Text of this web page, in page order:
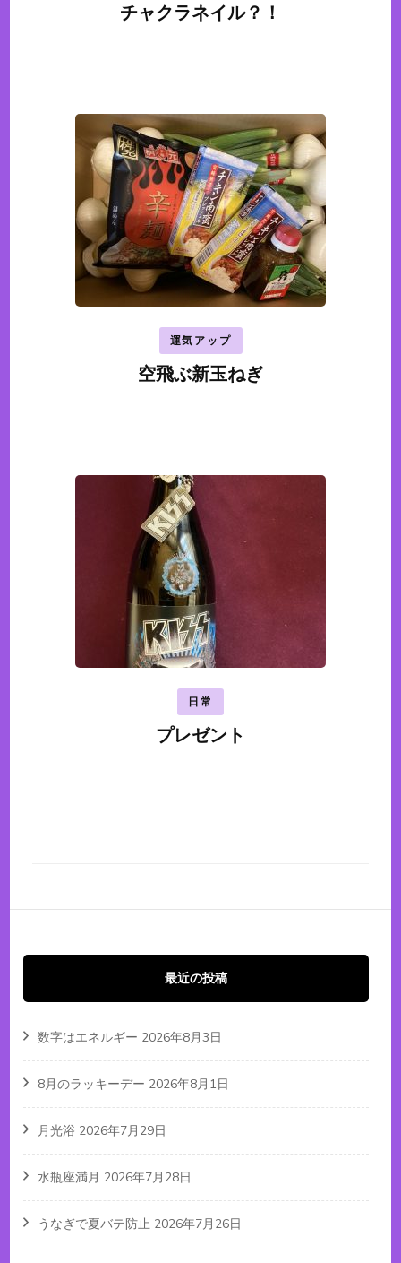
チャクラネイル？！
運気アップ
空飛ぶ新玉ねぎ
日常
プレゼント
最近の投稿
数字はエネルギー 2026年8月3日
8月のラッキーデー 2026年8月1日
月光浴 2026年7月29日
水瓶座満月 2026年7月28日
うなぎで夏バテ防止 2026年7月26日